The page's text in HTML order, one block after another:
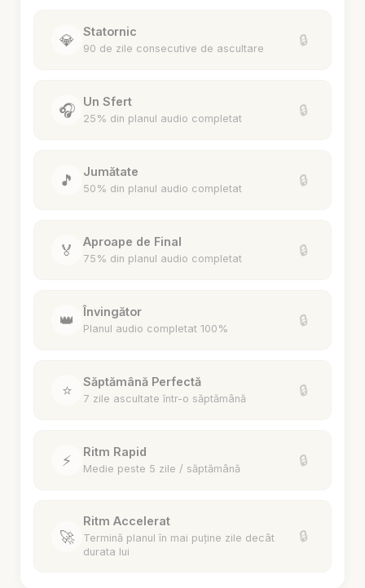
💎 Statornic
90 de zile consecutive de ascultare
🔒
🎧 Un Sfert
25% din planul audio completat
🔒
🎵 Jumătate
50% din planul audio completat
🔒
🏅 Aproape de Final
75% din planul audio completat
🔒
👑 Învingător
Planul audio completat 100%
🔒
⭐ Săptămână Perfectă
7 zile ascultate într-o săptămână
🔒
⚡ Ritm Rapid
Medie peste 5 zile / săptămână
🔒
🚀
Ritm Accelerat
Termină planul în mai puține zile decât
durata lui
🔒